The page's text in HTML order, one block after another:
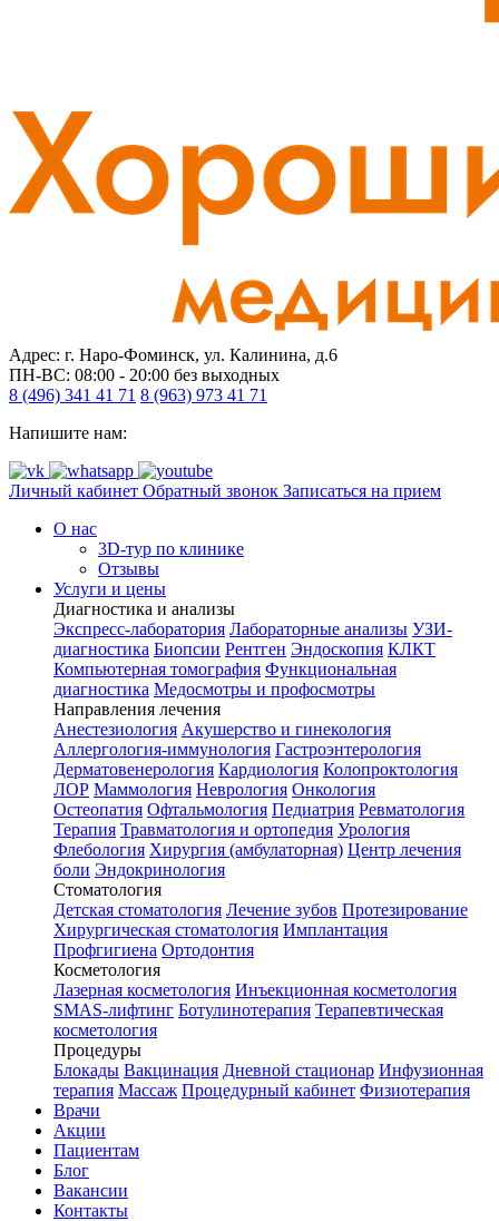
Адрес: г. Наро-Фоминск, ул. Калинина, д.6
ПН-ВС: 08:00 - 20:00 без выходных
8 (496) 341 41 71 8 (963) 973 41 71
Напишите нам:
Личный кабинет Обратный звонок Записаться на прием
О нас
3D-тур по клинике
Отзывы
Услуги и цены
Диагностика и анализы
Экспресс-лаборатория Лабораторные анализы УЗИ-
диагностика Биопсии Рентген Эндоскопия КЛКТ
Компьютерная томография Функциональная
диагностика Медосмотры и профосмотры
Направления лечения
Анестезиология Акушерство и гинекология
Аллергология-иммунология Гастроэнтерология
Дерматовенерология Кардиология Колопроктология
ЛОР Маммология Неврология Онкология
Остеопатия Офтальмология Педиатрия Ревматология
Терапия Травматология и ортопедия Урология
Флебология Хирургия (амбулаторная) Центр лечения
боли Эндокринология
Стоматология
Детская стоматология Лечение зубов Протезирование
Хирургическая стоматология Имплантация
Профгигиена Ортодонтия
Косметология
Лазерная косметология Инъекционная косметология
SMAS-лифтинг Ботулинотерапия Терапевтическая
косметология
Процедуры
Блокады Вакцинация Дневной стационар Инфузионная
терапия Массаж Процедурный кабинет Физиотерапия
Врачи
Акции
Пациентам
Блог
Вакансии
Контакты